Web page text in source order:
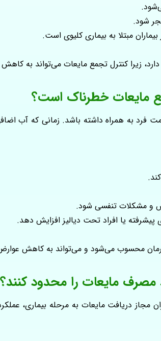
شود.
مبتلا به بیماری کلیوی است.
زیرا کنترل تجمع مایعات می‌تواند به
مایعات خطرناک است؟
به همراه داشته باشد. زمانی که آب
و مشکلات تنفسی شود.
پیشرفته یا افراد تحت دیالیز افزایش دهد.
محسوب می‌شود و می‌تواند به کاهش
مصرف مایعات را محدود کنند؟
مجاز دریافت مایعات به مرحله بیماری،